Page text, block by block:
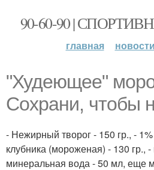
90-60-90 |
главная новости
"Худеющее"
Сохрани, чтобы
- Нежирный творог - 150 гр., -
клубника (мороженая) - 130 гр.,
минеральная вода - 50 мл, еще